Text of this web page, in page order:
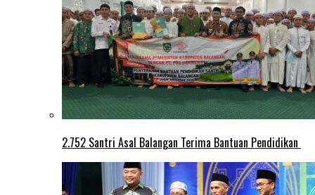
2.752 Santri Asal Balangan Terima Bantuan Pendidikan